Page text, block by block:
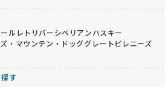
ルレトリバーシベリアンハスキー
・マウンテン・ドッググレートピレニーズ
す